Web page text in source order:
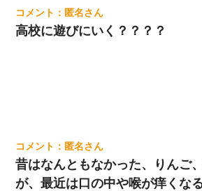
匿名
高校に遊びにいく？？？？
匿名
昔はなんともなかった、りんご
が、最近は口の中や喉が痒くな